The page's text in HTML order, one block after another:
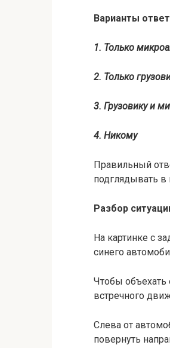
Варианты
1. Только
2. Только
3. Грузовику и
4. Никому
Правильный
подглядывать в
Разбор
На картинке с
синего
Чтобы объехать
встречного
Слева от
повернуть